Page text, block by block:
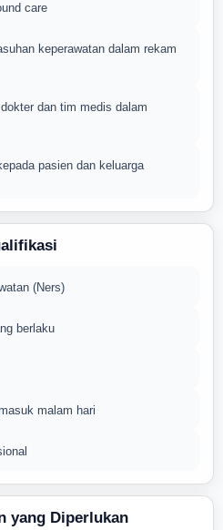
care
keperawatan dalam rekam
dan tim medis dalam
pasien dan keluarga
(Ners)
berlaku
malam hari
yang Diperlukan